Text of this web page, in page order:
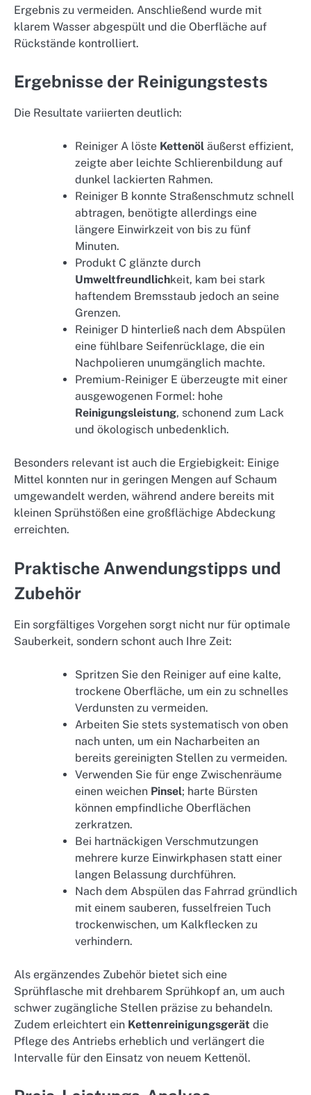
Ergebnis zu vermeiden. Anschließend wurde mit
klarem Wasser abgespült und die Oberfläche auf
Rückstände kontrolliert.
Ergebnisse der Reinigungstests
Die Resultate variierten deutlich:
Reiniger A löste Kettenöl äußerst effizient,
zeigte aber leichte Schlierenbildung auf
dunkel lackierten Rahmen.
Reiniger B konnte Straßenschmutz schnell
abtragen, benötigte allerdings eine
längere Einwirkzeit von bis zu fünf
Minuten.
Produkt C glänzte durch
Umweltfreundlichkeit, kam bei stark
haftendem Bremsstaub jedoch an seine
Grenzen.
Reiniger D hinterließ nach dem Abspülen
eine fühlbare Seifenrücklage, die ein
Nachpolieren unumgänglich machte.
Premium-Reiniger E überzeugte mit einer
ausgewogenen Formel: hohe
Reinigungsleistung, schonend zum Lack
und ökologisch unbedenklich.
Besonders relevant ist auch die Ergiebigkeit: Einige
Mittel konnten nur in geringen Mengen auf Schaum
umgewandelt werden, während andere bereits mit
kleinen Sprühstößen eine großflächige Abdeckung
erreichten.
Praktische Anwendungstipps und
Zubehör
Ein sorgfältiges Vorgehen sorgt nicht nur für optimale
Sauberkeit, sondern schont auch Ihre Zeit:
Spritzen Sie den Reiniger auf eine kalte,
trockene Oberfläche, um ein zu schnelles
Verdunsten zu vermeiden.
Arbeiten Sie stets systematisch von oben
nach unten, um ein Nacharbeiten an
bereits gereinigten Stellen zu vermeiden.
Verwenden Sie für enge Zwischenräume
einen weichen Pinsel; harte Bürsten
können empfindliche Oberflächen
zerkratzen.
Bei hartnäckigen Verschmutzungen
mehrere kurze Einwirkphasen statt einer
langen Belassung durchführen.
Nach dem Abspülen das Fahrrad gründlich
mit einem sauberen, fusselfreien Tuch
trockenwischen, um Kalkflecken zu
verhindern.
Als ergänzendes Zubehör bietet sich eine
Sprühflasche mit drehbarem Sprühkopf an, um auch
schwer zugängliche Stellen präzise zu behandeln.
Zudem erleichtert ein Kettenreinigungsgerät die
Pflege des Antriebs erheblich und verlängert die
Intervalle für den Einsatz von neuem Kettenöl.